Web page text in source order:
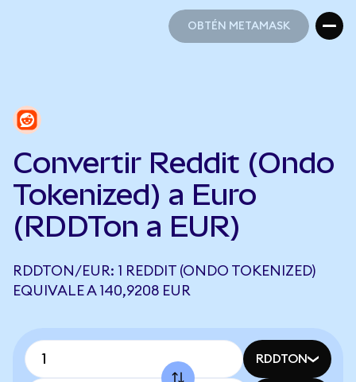
OBTÉN METAMASK
Convertir Reddit (Ondo
Tokenized) a Euro
(RDDTon a EUR)
RDDTON/EUR: 1 REDDIT (ONDO TOKENIZED)
EQUIVALE A 140,9208 EUR
RDDTON